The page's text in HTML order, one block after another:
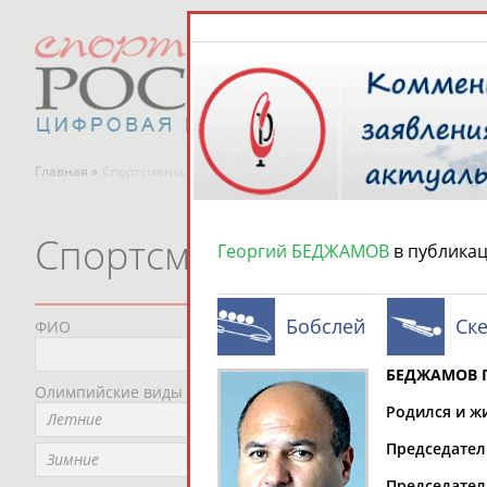
Главная » Спортсмены, тренеры и специалисты
Спортсмены, тренеры
ФИО
Олимпийские виды спорта
Летние
Зимние
Не
Георгий БЕДЖАМОВ в
Бобслей
БЕДЖАМОВ
Родился и